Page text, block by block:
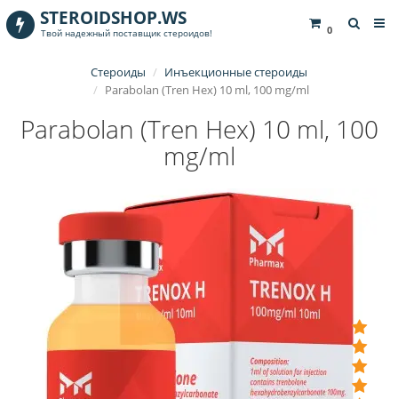
0
STEROIDSHOP.WS
Твой надежный поставщик стероидов!
Стероиды
Инъекционные стероиды
Parabolan (Tren Hex) 10 ml, 100 mg/ml
Parabolan (Tren Hex) 10 ml, 100
mg/ml